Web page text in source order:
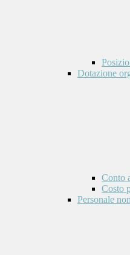
Dotazione
Conto
Costo
Personale